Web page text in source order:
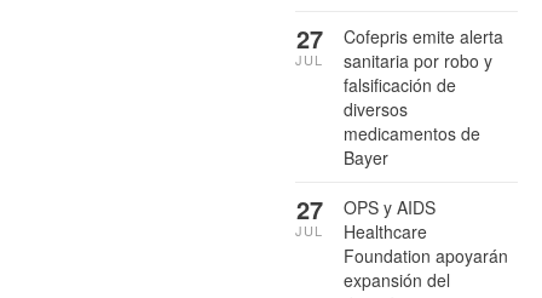
Cofepris emite alerta
sanitaria por robo y
falsificación de
diversos
medicamentos de
Bayer
27
JUL
OPS y AIDS
Healthcare
Foundation apoyarán
expansión del
27
JUL